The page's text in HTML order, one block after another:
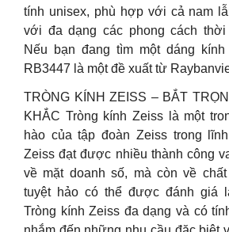
tính unisex, phù hợp với cả nam
với đa dạng các phong cách thời
Nếu bạn đang tìm một dáng
RB3447 là một đề xuất từ
TRÒNG KÍNH ZEISS – BẮT
KHẮC Tròng kính Zeiss là một
hào của tập đoàn Zeiss trong
Zeiss đạt được nhiều thành công
về mặt doanh số, mà còn về
tuyệt hảo có thể được đánh giá
Tròng kính Zeiss đa dạng và có